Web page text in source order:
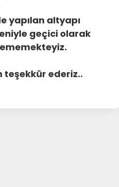
yapılan altyapı
geçici olarak
teşekkür ederiz..